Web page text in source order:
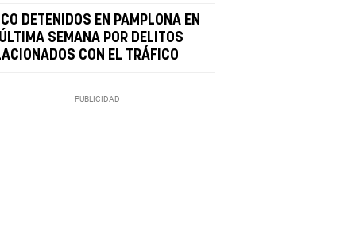
DETENIDOS EN PAMPLONA EN
SEMANA POR DELITOS
CON EL TRÁFICO